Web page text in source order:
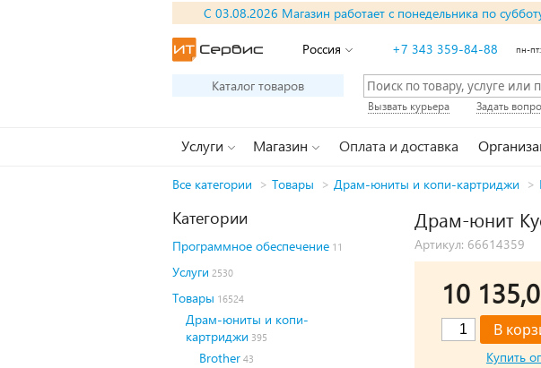
С 03.08.2026 Магазин работает с понедельника по
Россия +7 343 359-84-88 пн-
Каталог товаров
Вызвать курьера Задать
Услуги Магазин Оплата и доставка
Все категории > Товары > Драм-юниты и копи-картриджи >
Категории
Программное обеспечение 11
Услуги 2530
Товары 16524
Драм-юниты и копи-
картриджи 395
Brother 43
Драм-юнит
Артикул: 66614359
10
Купить